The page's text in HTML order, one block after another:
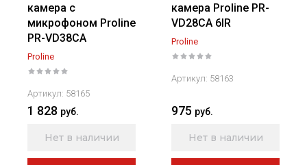
камера с
микрофоном Proline
PR-VD38CA
Proline
Артикул: 58165
1 828 руб.
Нет в наличии
камера Proline PR-
VD28CA 6IR
Proline
Артикул: 58163
975 руб.
Нет в наличии